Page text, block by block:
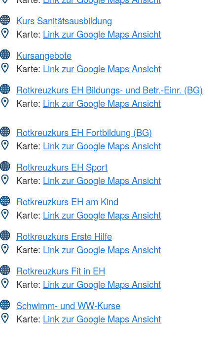
Kurs Sanitätsausbildung
Karte: Link zur Google Maps Ansicht
Kursangebote
Karte: Link zur Google Maps Ansicht
Rotkreuzkurs EH Bildungs- und Betr.-Einr. (BG)
Karte: Link zur Google Maps Ansicht
Rotkreuzkurs EH Fortbildung (BG)
Karte: Link zur Google Maps Ansicht
Rotkreuzkurs EH Sport
Karte: Link zur Google Maps Ansicht
Rotkreuzkurs EH am Kind
Karte: Link zur Google Maps Ansicht
Rotkreuzkurs Erste Hilfe
Karte: Link zur Google Maps Ansicht
Rotkreuzkurs Fit in EH
Karte: Link zur Google Maps Ansicht
Schwimm- und WW-Kurse
Karte: Link zur Google Maps Ansicht